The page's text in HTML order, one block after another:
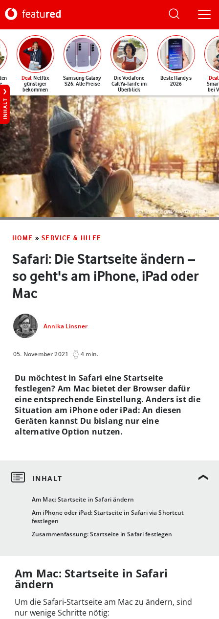
Deal: Netflix
günstiger
bekommen
Samsung Galaxy
S26: Alle Preise
Die Vodafone
CallYa-Tarife im
Überblick
Beste Handys
2026
Deal
bei
INHALT
©iStock.com/koldo studio
HOME » SERVICE & HILFE
Safari: Die Startseite ändern –
so geht's am iPhone, iPad oder
Mac
Annika Linsner
05. November 2021 4 min.
Am Mac: Startseite in Safari ändern
Am iPhone oder iPad: Startseite in Safari via Shortcut
festlegen
Zusammenfassung: Startseite in Safari festlegen
Du möchtest in Safari eine Startseite
festlegen? Am Mac bietet der Browser dafür
eine entsprechende Einstellung. Anders ist die
Situation am iPhone oder iPad: An diesen
Geräten kannst Du bislang nur eine
alternative Option nutzen.
Am Mac: Startseite in Safari
ändern
Um die Safari-Startseite am Mac zu ändern, sind
nur wenige Schritte nötig: